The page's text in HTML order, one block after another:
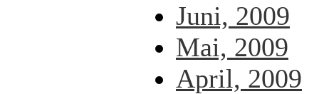
Juni, 2009
Mai, 2009
April, 2009